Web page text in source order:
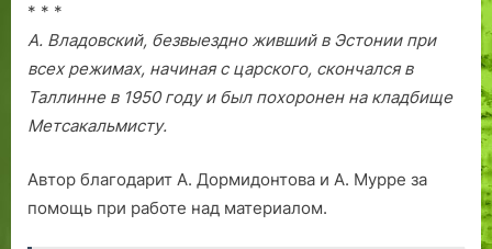
* * *
А. Владовский, безвыездно живший в Эстонии при
всех режимах, начиная с царского, скончался в
Таллинне в 1950 году и был похоронен на кладбище
Метсакальмисту.
Автор благодарит А. Дормидонтова и А. Мурре за
помощь при работе над материалом.